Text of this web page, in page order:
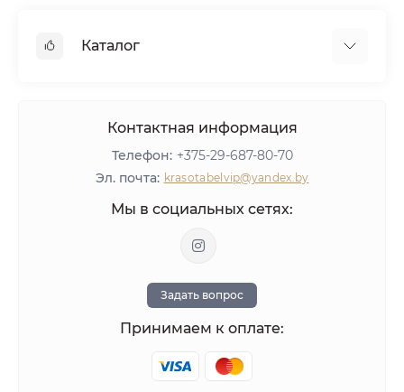
Вопросы и ответы
Агентское вознаграждение
Каталог
Оборудование
ЛИКВИДАЦИЯ
Оставить отзыв
Контактная информация
Телефон: +375-29-687-80-70
Эл. почта: krasotabelvip@yandex.by
Мы в социальных сетях:
Задать вопрос
Принимаем к оплате: